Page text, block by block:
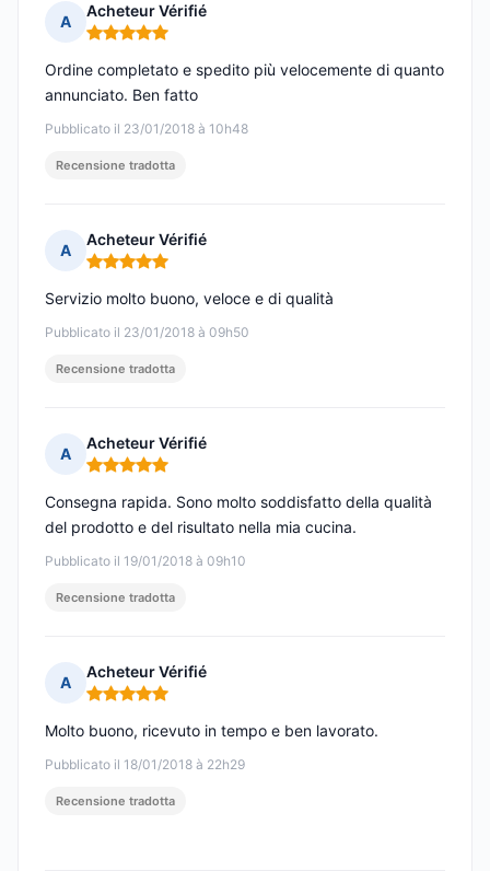
A
Acheteur Vérifié
Nota: 5 su 5
Pubblicato il 23/01/2018 à 10h48
Ordine completato e spedito più velocemente di quanto
annunciato. Ben fatto
Recensione tradotta
A
Acheteur Vérifié
Nota: 5 su 5
Pubblicato il 23/01/2018 à 09h50
Servizio molto buono, veloce e di qualità
Recensione tradotta
A
Acheteur Vérifié
Nota: 5 su 5
Pubblicato il 19/01/2018 à 09h10
Consegna rapida. Sono molto soddisfatto della qualità
del prodotto e del risultato nella mia cucina.
Recensione tradotta
A
Acheteur Vérifié
Nota: 5 su 5
Pubblicato il 18/01/2018 à 22h29
Molto buono, ricevuto in tempo e ben lavorato.
Recensione tradotta